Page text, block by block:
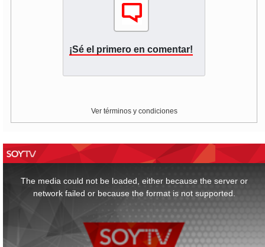
¡Sé el primero en comentar!
Ver términos y condiciones
The media could not be loaded, either because the server or
network failed or because the format is not supported.